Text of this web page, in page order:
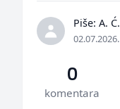
Piše: A. Ć.
02.07.2026.
0
komentara